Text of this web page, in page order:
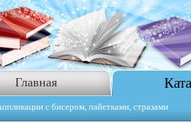
Главная
с бисером, пайетками, стразами